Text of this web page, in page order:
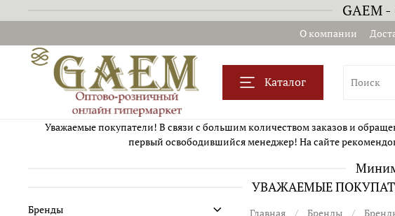
GAEM
О компании
Каталог
Уважаемые покупатели! В связи с большим количеством заказов и
первый освободившийся менеджер! На сайте
УВАЖАЕМЫЕ
Главная Бренды
Бренды